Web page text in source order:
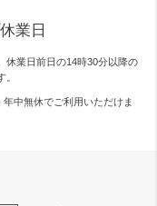
業日
休業日前日の14時30分以降の
年中無休でご利用いただけま